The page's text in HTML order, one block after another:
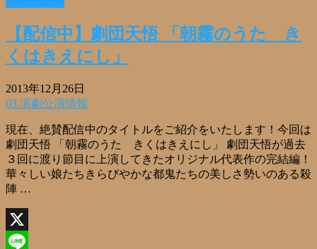
共
【配信中】劇団天悟 「朝霧のうた き
くはきえにし」
2013年12月26日
03.演劇公演情報
現在、絶賛配信中のタイトルをご紹介をいたします！今回は
劇団天悟 「朝霧のうた きくはきえにし」 劇団天悟が過去
３回に渡り節目に上演してきたオリジナル代表作の完結編！
華々しい娘たちきらびやかな都鬼たちの美しさ勢いのある殺
陣 …
X